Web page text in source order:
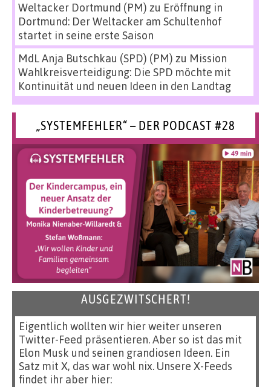
Weltacker Dortmund (PM) zu Eröffnung in
Dortmund: Der Weltacker am Schultenhof
startet in seine erste Saison
MdL Anja Butschkau (SPD) (PM) zu Mission
Wahlkreisverteidigung: Die SPD möchte mit
Kontinuität und neuen Ideen in den Landtag
„SYSTEMFEHLER“ – DER PODCAST #28
AUSGEZWITSCHERT!
Eigentlich wollten wir hier weiter unseren
Twitter-Feed präsentieren. Aber so ist das mit
Elon Musk und seinen grandiosen Ideen. Ein
Satz mit X, das war wohl nix. Unsere X-Feeds
findet ihr aber hier: